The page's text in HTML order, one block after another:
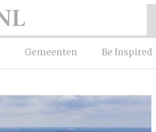
Gemeenten Be Inspired